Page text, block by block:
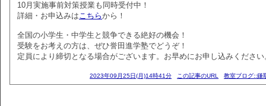
10月実施事前対策授業も同時受付中！
詳細・お申込みはこちらから！
全国の小学生・中学生と競争できる絶好の機会！
受験をお考えの方は、ぜひ誉田進学塾でどうぞ！
定員により締切となる場合がございます。お早めにお申し込みください
2023年09月25日(月)14時41分 この記事のURL 教室ブログ::鎌